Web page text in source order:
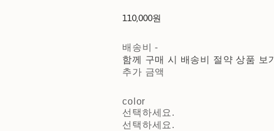
110,000원
배송비-
함께 구매 시 배송비 절약 상품 보기
추가 금액
color
선택하세요.
선택하세요.